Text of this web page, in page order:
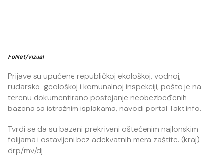
FoNet/vizual
Prijave su upućene republičkoj ekološkoj, vodnoj,
rudarsko-geološkoj i komunalnoj inspekciji, pošto je na
terenu dokumentirano postojanje neobezbeđenih
bazena sa istražnim isplakama, navodi portal Takt.info.
Tvrdi se da su bazeni prekriveni oštećenim najlonskim
folijama i ostavljeni bez adekvatnih mera zaštite. (kraj)
drp/mv/dj